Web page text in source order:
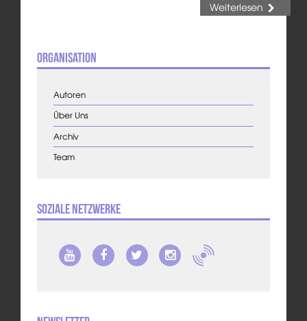
Weiterlesen
Organisation
Autoren
Über Uns
Archiv
Team
Soziale Netzwerke